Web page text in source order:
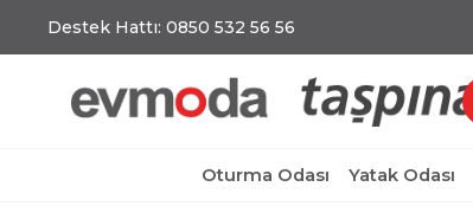
Destek Hattı: 0850 532 56 56
Oturma Odası Yatak Odası